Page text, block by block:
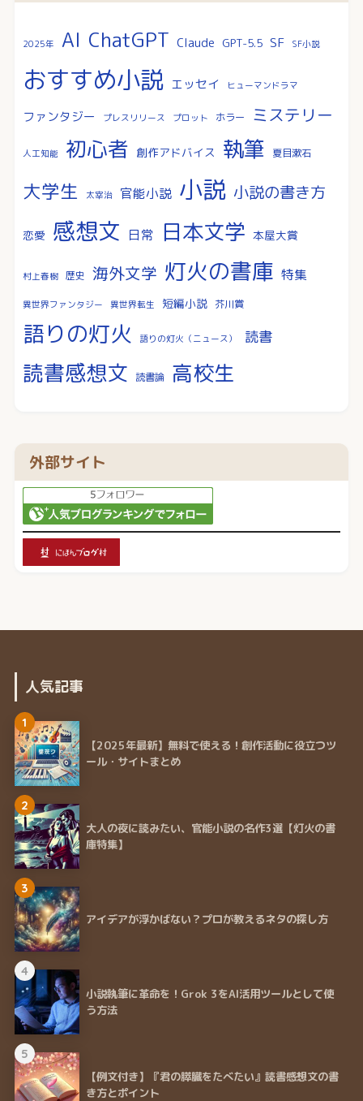
2025年 AI ChatGPT Claude GPT-5.5 SF SF小説
おすすめ小説 エッセイ ヒューマンドラマ
ファンタジー プレスリリース プロット ホラー ミステリー
人工知能 初心者 創作アドバイス 執筆 夏目漱石
大学生 太宰治 官能小説 小説 小説の書き方
恋愛 感想文 日常 日本文学 本屋大賞
村上春樹 歴史 海外文学 灯火の書庫 特集
異世界ファンタジー 異世界転生 短編小説 芥川賞
語りの灯火 語りの灯火（ニュース） 読書
読書感想文 読書論 高校生
外部サイト
人気記事
1
【2025年最新】無料で使える！創作活動に役立つツ
ール・サイトまとめ
2
大人の夜に読みたい、官能小説の名作3選【灯火の書
庫特集】
3
アイデアが浮かばない？プロが教えるネタの探し方
4
小説執筆に革命を！Grok 3をAI活用ツールとして使
う方法
5
【例文付き】『君の膵臓をたべたい』読書感想文の書
き方とポイント